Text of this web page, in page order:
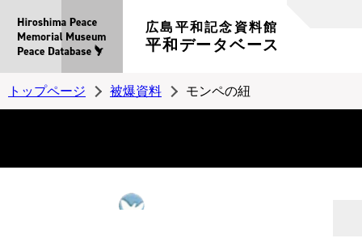
広島平和記念資料館
平和データベース
トップページ 被爆資料 モンペの紐